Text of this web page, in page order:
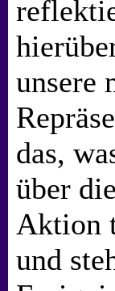
unsere
das,
über
Aktion
und